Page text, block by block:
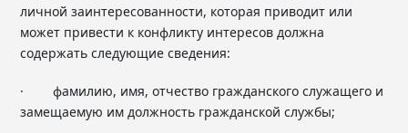
личной заинтересованности, которая приводит или
может привести к конфликту интересов должна
содержать следующие сведения:
· фамилию, имя, отчество гражданского служащего и
замещаемую им должность гражданской службы;